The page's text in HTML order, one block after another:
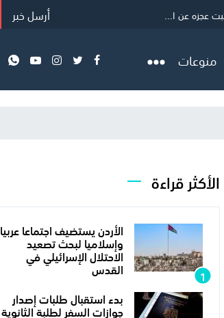
من الملي...
عجزه عن ا... أرسل خبر
منوعات
الأكثر قراءة
الأردن يستضيف اجتماعا عربيا
وإسلاميا لبحث تصعيد
الاحتلال الإسرائيلي في
القدس
بدء استقبال طلبات إصدار
جوازات السفر لطلبة الثانوية